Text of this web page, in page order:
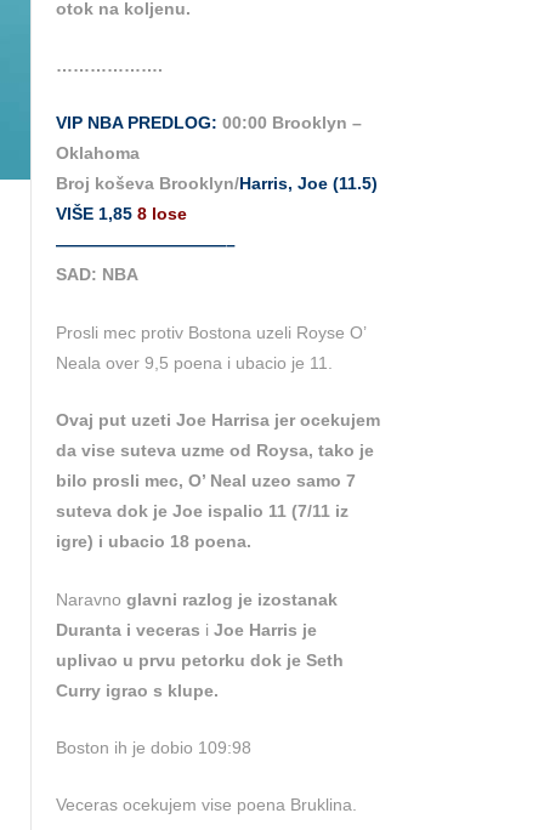
otok na koljenu.
……………….
VIP NBA PREDLOG: 00:00 Brooklyn –
Oklahoma
Broj koševa Brooklyn/Harris, Joe (11.5)
VIŠE 1,85 8 lose
——————————–
SAD: NBA
Prosli mec protiv Bostona uzeli Royse O’
Neala over 9,5 poena i ubacio je 11.
Ovaj put uzeti Joe Harrisa jer ocekujem
da vise suteva uzme od Roysa, tako je
bilo prosli mec, O’ Neal uzeo samo 7
suteva dok je Joe ispalio 11 (7/11 iz
igre) i ubacio 18 poena.
Naravno glavni razlog je izostanak
Duranta i veceras i Joe Harris je
uplivao u prvu petorku dok je Seth
Curry igrao s klupe.
Boston ih je dobio 109:98
Veceras ocekujem vise poena Bruklina.